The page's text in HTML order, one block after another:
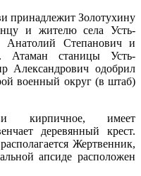
принадлежит Золотухину
и жителю села Усть-
Анатолий Степанович и
Атаман станицы Усть-
Александрович одобрил
военный округ (в штаб)
кирпичное, имеет
деревянный крест.
Жертвенник,
апсиде расположен